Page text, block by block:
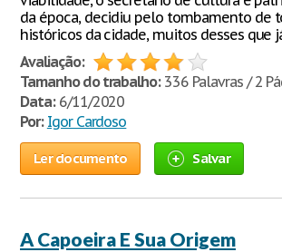
da época, decidiu pelo tombamento de
históricos da cidade, muitos desses que
Avaliação:
Tamanho do trabalho:336 Palavras / 2
Data:6/11/2020
Por: Igor Cardoso
Ler documento Salvar
A Capoeira E Sua Origem